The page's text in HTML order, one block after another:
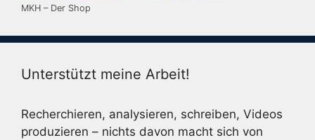
MKH – Der Shop
Unterstützt meine Arbeit!
Recherchieren, analysieren, schreiben, Videos
produzieren – nichts davon macht sich von